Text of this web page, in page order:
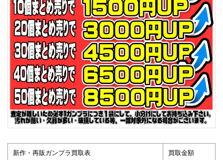
新作・再販ガンプラ買取表 買取金額